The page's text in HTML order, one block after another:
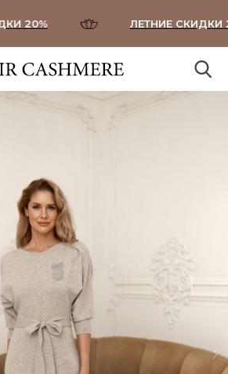
20% ЛЕТНИЕ СКИДКИ